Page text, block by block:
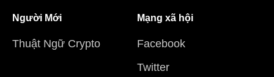
Người Mới
Thuật Ngữ Crypto
Mạng xã hội
Facebook
Twitter